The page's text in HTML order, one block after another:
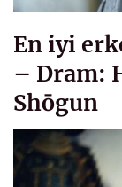
En iyi
– Dram:
Shōgun